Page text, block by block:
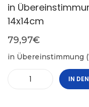
in
14x14cm
79,97€
in Übereinstimmung
IN